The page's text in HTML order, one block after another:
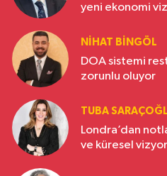
yeni ekonomi
NIHAT BINGÖL
DOA sistemi
zorunlu oluyor
TUBA
Londra’dan
ve küresel